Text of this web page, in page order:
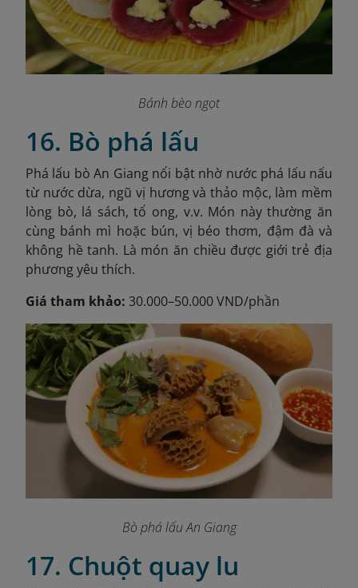
Bánh bèo ngọt
16. Bò phá lấu
Phá lấu bò An Giang nổi bật nhờ nước phá lấu nấu
từ nước dừa, ngũ vị hương và thảo mộc, làm mềm
lòng bò, lá sách, tổ ong, v.v. Món này thường ăn
cùng bánh mì hoặc bún, vị béo thơm, đậm đà và
không hề tanh. Là món ăn chiều được giới trẻ địa
phương yêu thích.
Giá tham khảo: 30.000–50.000 VND/phần
Bò phá lấu An Giang
17. Chuột quay lu